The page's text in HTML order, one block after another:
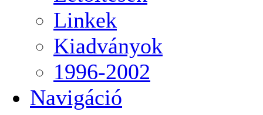
Linkek
Kiadványok
1996-2002
Navigáció